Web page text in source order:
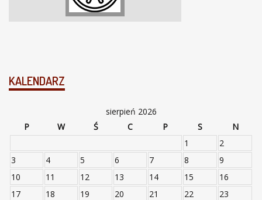
KALENDARZ
sierpień 2026
P
W Ś C P S
N
1
2
3
4 5 6 7 8
9
10
11 12 13 14 15
16
17
18 19 20 21 22
23